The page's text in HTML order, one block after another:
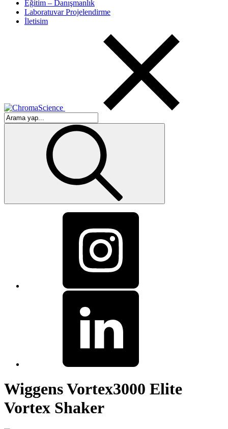
Eğitim – Danışmanlık
Laboratuvar Projelendirme
İletisim
Wiggens Vortex3000 Elite
Vortex Shaker